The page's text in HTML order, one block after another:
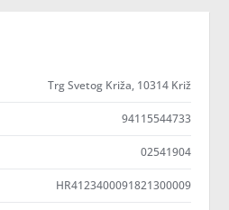
Trg Svetog Križa, 10314 Križ
94115544733
02541904
HR4123400091821300009